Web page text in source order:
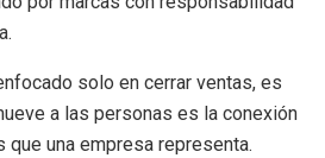
solo en cerrar ventas, es
a las personas es la conexión
que una empresa representa.